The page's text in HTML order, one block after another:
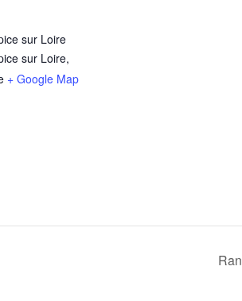
sur Loire
sur Loire,
+ Google Map